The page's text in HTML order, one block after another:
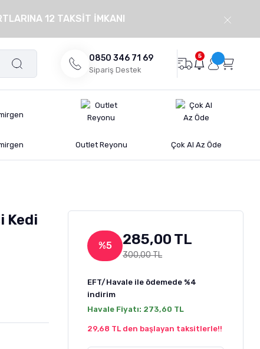
12 TAKSİT İMKANI
0850 346 71 69
Sipariş Destek
5
Outlet Reyonu Çok Al Az Öde
Kedi
%5 285,00 TL
300,00 TL
EFT/Havale ile ödemede %4
indirim
Havale Fiyatı: 273,60 TL
29,68 TL den başlayan taksitlerle!!